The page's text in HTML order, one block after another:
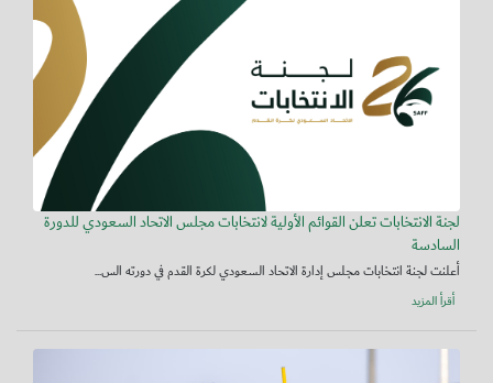
لجنة الانتخابات تعلن القوائم الأولية لانتخابات مجلس الاتحاد السعودي للدورة
السادسة
أعلنت لجنة انتخابات مجلس إدارة الاتحاد السعودي لكرة القدم في دورته الس...
أقرأ المزيد